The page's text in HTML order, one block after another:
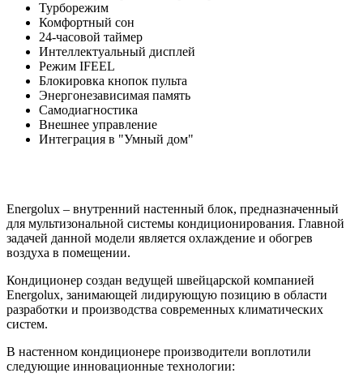
Турборежим
Комфортный сон
24-часовой таймер
Интеллектуальный дисплей
Режим IFEEL
Блокировка кнопок пульта
Энергонезависимая память
Самодиагностика
Внешнее управление
Интеграция в "Умный дом"
Energolux – внутренний настенный блок, предназначенный
для мультизональной системы кондиционирования. Главной
задачей данной модели является охлаждение и обогрев
воздуха в помещении.
Кондиционер создан ведущей швейцарской компанией
Energolux, занимающей лидирующую позицию в области
разработки и производства современных климатических
систем.
В настенном кондиционере производители воплотили
следующие инновационные технологии: